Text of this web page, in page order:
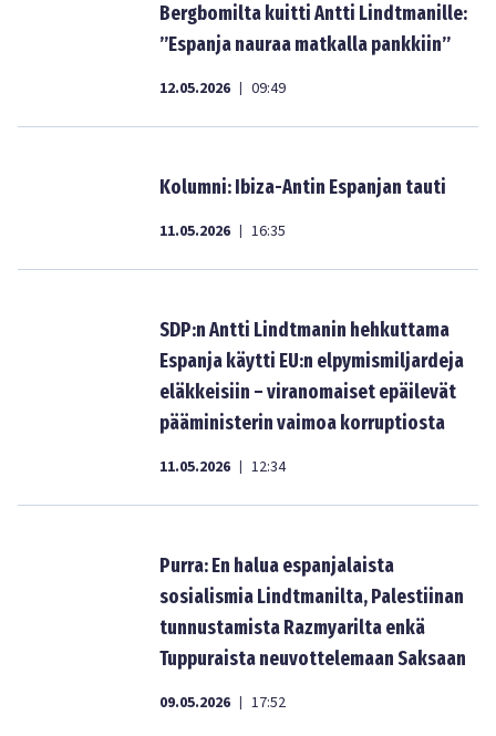
Bergbomilta kuitti Antti Lindtmanille:
”Espanja nauraa matkalla pankkiin”
12.05.2026 | 09:49
Kolumni: Ibiza-Antin Espanjan tauti
11.05.2026 | 16:35
SDP:n Antti Lindtmanin hehkuttama
Espanja käytti EU:n elpymismiljardeja
eläkkeisiin – viranomaiset epäilevät
pääministerin vaimoa korruptiosta
11.05.2026 | 12:34
Purra: En halua espanjalaista
sosialismia Lindtmanilta, Palestiinan
tunnustamista Razmyarilta enkä
Tuppuraista neuvottelemaan Saksaan
09.05.2026 | 17:52